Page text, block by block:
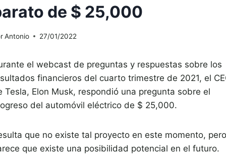
de $ 25,000
Antonio 27/01/2022
el webcast de preguntas y respuestas sobre los
financieros del cuarto trimestre de 2021, el
Tesla, Elon Musk, respondió una pregunta sobre el
del automóvil eléctrico de $ 25,000.
que no existe tal proyecto en este momento, pero
que existe una posibilidad potencial en el futuro.